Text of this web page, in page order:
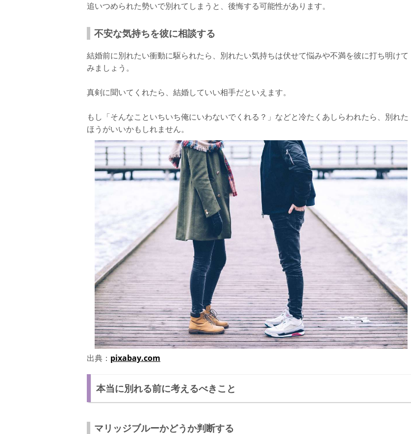
追いつめられた勢いで別れてしまうと、後悔する可能性があります。
不安な気持ちを彼に相談する
結婚前に別れたい衝動に駆られたら、別れたい気持ちは伏せて悩みや不満を彼に打ち明けて
みましょう。
真剣に聞いてくれたら、結婚していい相手だといえます。
もし「そんなこといちいち俺にいわないでくれる？」などと冷たくあしらわれたら、別れた
ほうがいいかもしれません。
出典： pixabay.com
本当に別れる前に考えるべきこと
マリッジブルーかどうか判断する